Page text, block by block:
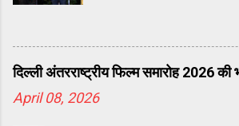
38 दिवसीय रंग महोत्सव
दिल्ली अंतरराष्ट्रीय फिल्म समारोह 2026 की
April 08, 2026